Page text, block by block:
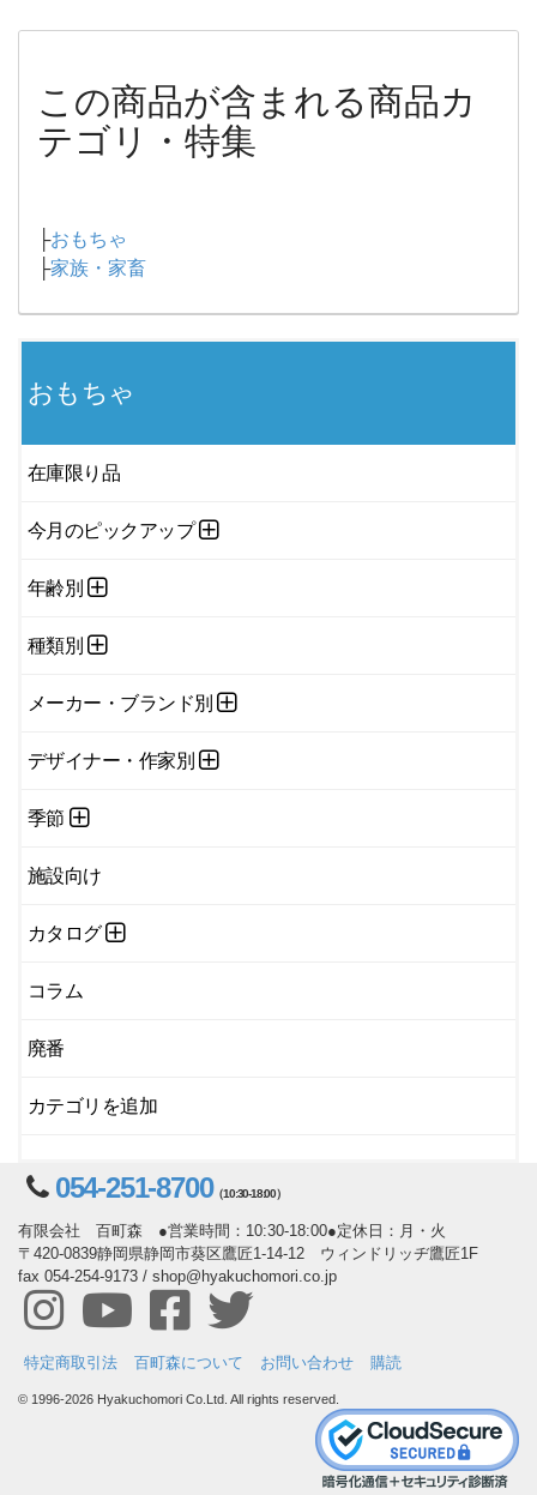
この商品が含まれる商品カ
テゴリ・特集
├おもちゃ
├家族・家畜
おもちゃ
在庫限り品
今月のピックアップ
年齢別
種類別
メーカー・ブランド別
デザイナー・作家別
季節
施設向け
カタログ
コラム
廃番
カテゴリを追加
054-251-8700（10:30-18:00）
有限会社 百町森 ●営業時間：10:30-18:00●定休日：月・火
〒420-0839静岡県静岡市葵区鷹匠1-14-12 ウィンドリッヂ鷹匠1F
fax 054-254-9173 / shop@hyakuchomori.co.jp
特定商取引法 百町森について お問い合わせ 購読
© 1996-2026 Hyakuchomori Co.Ltd. All rights reserved.